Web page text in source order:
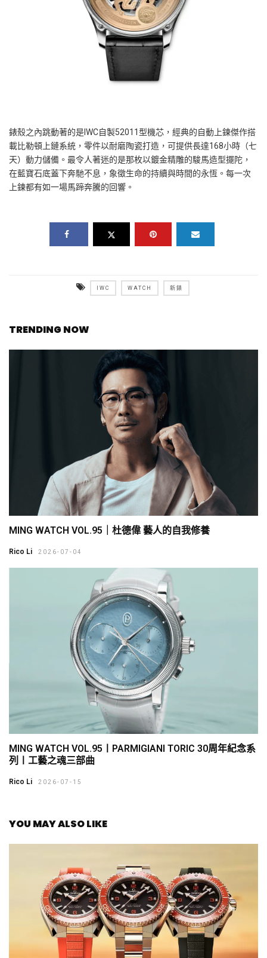
錶殼之內跳動著的是IWC自製52011型機芯，經典的自動上鍊傑作搭
載比勒頓上鏈系統，零件以耐磨陶瓷打造，可提供長達168小時（七
天）動力儲備。最令人著迷的是那枚以鍍金精雕的駿馬造型擺陀，
在藍寶石底蓋下奔馳不息，象徵生命的持續與時間的永恆。每一次
上鍊都有如一場馬蹄奔騰的回響。
IWC WATCH 新錶
TRENDING NOW
MING WATCH VOL.95｜杜德偉 藝人的自我修養
Rico Li 2026-07-04
MING WATCH VOL.95〡PARMIGIANI TORIC 30周年紀念系
列〡工藝之魂三部曲
Rico Li 2026-07-15
YOU MAY ALSO LIKE